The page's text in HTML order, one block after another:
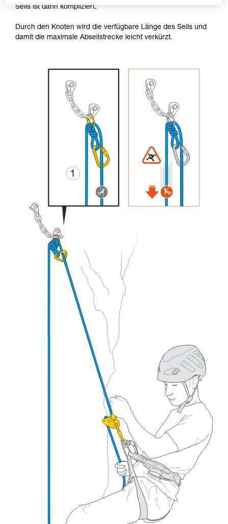
Seils ist dann kompliziert.
Durch den Knoten wird die verfügbare Länge des Seils und
damit die maximale Abseilstrecke leicht verkürzt.